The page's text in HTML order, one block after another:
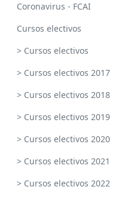
Coronavirus - FCAI
Cursos electivos
> Cursos electivos
> Cursos electivos 2017
> Cursos electivos 2018
> Cursos electivos 2019
> Cursos electivos 2020
> Cursos electivos 2021
> Cursos electivos 2022